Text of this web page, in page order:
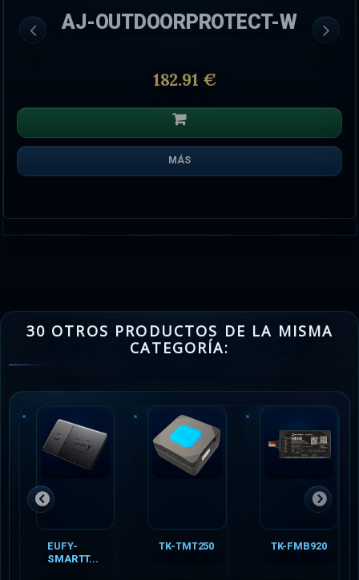
AJ-OUTDOORPROTECT-W
182.91 €
MÁS
30 OTROS PRODUCTOS DE LA MISMA
CATEGORÍA:
EUFY-
SMARTT...
TK-TMT250 TK-FMB920